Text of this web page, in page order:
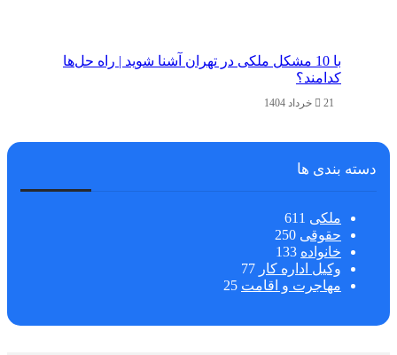
با 10 مشکل ملکی در تهران آشنا شوید | راه حل‌ها
کدامند؟
21 خرداد 1404
دسته بندی ها
ملکی
611
حقوقی
250
خانواده 133
وکیل اداره کار 77
مهاجرت و اقامت 25